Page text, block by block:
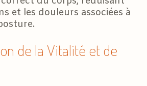
et les douleurs associées à
de la Vitalité et de